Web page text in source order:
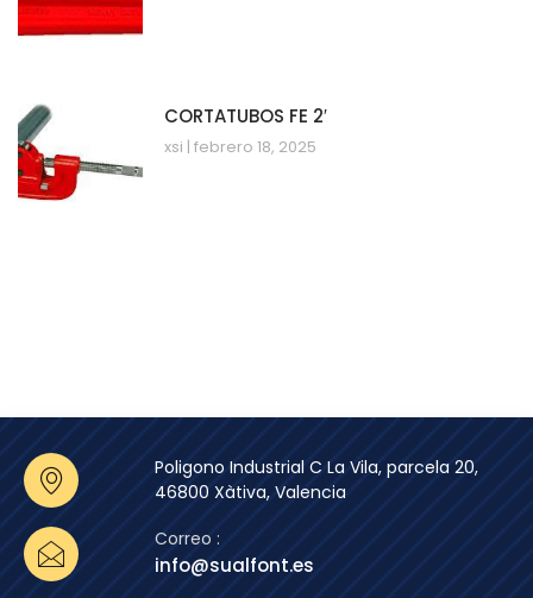
CORTATUBOS FE 2′
xsi febrero 18, 2025
Poligono Industrial C La Vila, parcela 20,
46800 Xàtiva, Valencia
Correo :
info@sualfont.es